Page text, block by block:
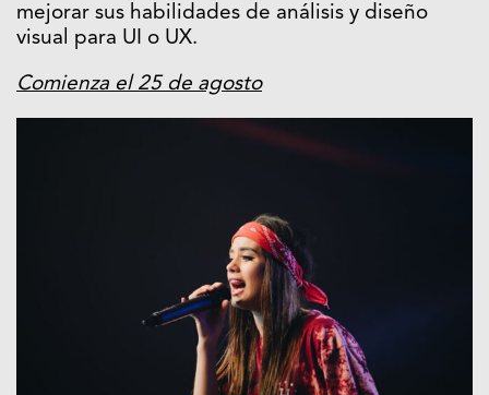
mejorar sus habilidades de análisis y diseño
visual para UI o UX.
Comienza el 25 de agosto